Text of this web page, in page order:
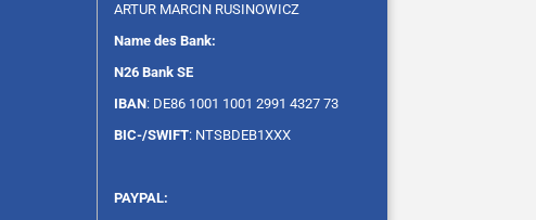
ARTUR MARCIN RUSINOWICZ
Name des Bank:
N26 Bank SE
IBAN: DE86 1001 1001 2991 4327 73
BIC-/SWIFT: NTSBDEB1XXX
PAYPAL: